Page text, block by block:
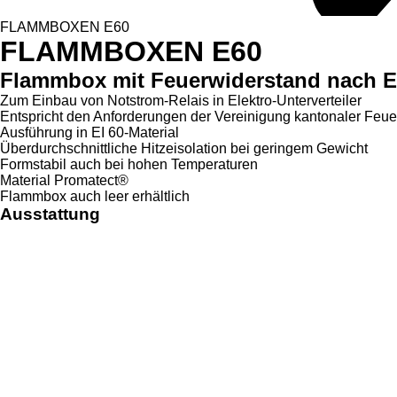
FLAMMBOXEN E60
FLAMMBOXEN E60
Flammbox mit Feuerwiderstand nach
Zum Einbau von Notstrom-Relais in Elektro-Unterverteiler
Entspricht den Anforderungen der Vereinigung kantonaler
Ausführung in EI 60-Material
Überdurchschnittliche Hitzeisolation bei geringem Gewicht
Formstabil auch bei hohen Temperaturen
Material Promatect®
Flammbox auch leer erhältlich
Ausstattung